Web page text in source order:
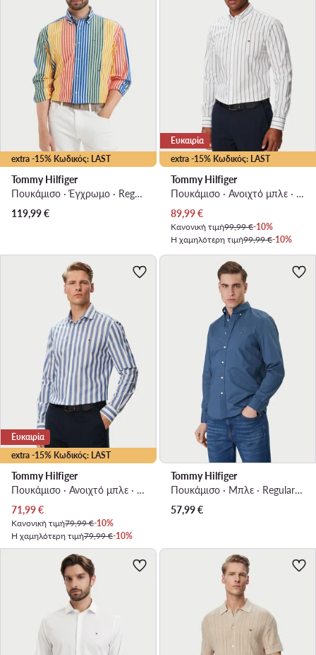
extra -15% Κωδικός: LAST
Tommy Hilfiger
Πουκάμισο · Έγχρωμο · Regular Fit
119,99€
extra -15% Κωδικός: LAST
Ευκαιρία
Tommy Hilfiger
Πουκάμισο · Ανοιχτό μπλε · Slim Fit
Τρέχουσα τιμή
89,99€
Κανονική τιμή99,99 €-10%
Η χαμηλότερη τιμή99,99 €-10%
extra -15% Κωδικός: LAST
Ευκαιρία
Tommy Hilfiger
Πουκάμισο · Ανοιχτό μπλε · Regular Fit
Τρέχουσα τιμή
71,99€
Κανονική τιμή79,99 €-10%
Η χαμηλότερη τιμή79,99 €-10%
Tommy Hilfiger
Πουκάμισο · Μπλε · Regular Fit
57,99€